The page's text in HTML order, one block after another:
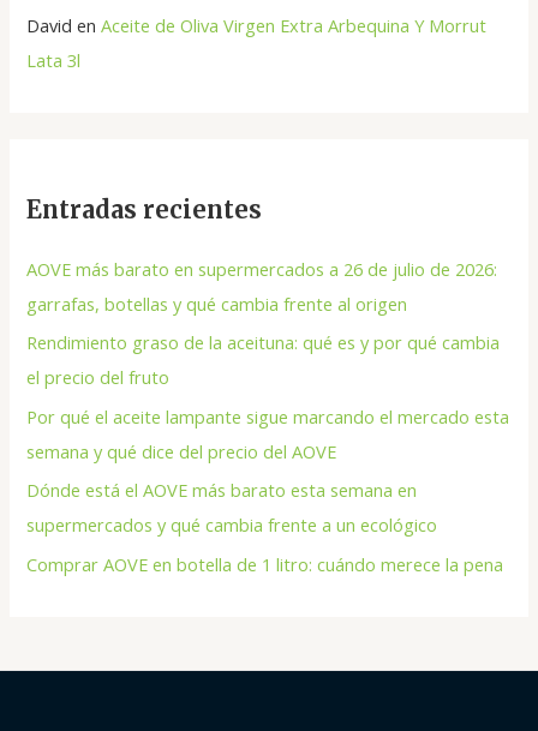
David enAceite de Oliva Virgen Extra Arbequina Y Morrut
Lata 3l
Entradas recientes
AOVE más barato en supermercados a 26 de julio de 2026:
garrafas, botellas y qué cambia frente al origen
Rendimiento graso de la aceituna: qué es y por qué cambia
el precio del fruto
Por qué el aceite lampante sigue marcando el mercado esta
semana y qué dice del precio del AOVE
Dónde está el AOVE más barato esta semana en
supermercados y qué cambia frente a un ecológico
Comprar AOVE en botella de 1 litro: cuándo merece la pena